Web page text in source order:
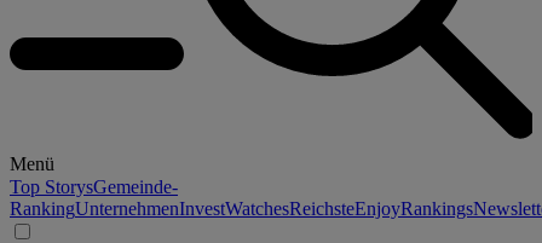
Menü
Top StorysGemeinde-
RankingUnternehmenInvestWatchesReichsteEnjoyRankings